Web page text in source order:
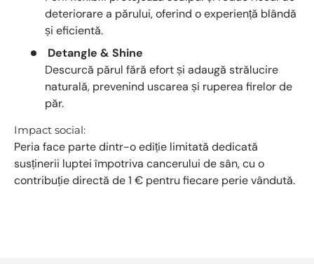
deteriorare a părului, oferind o experiență blândă
și eficientă.
Detangle & Shine
Descurcă părul fără efort și adaugă strălucire
naturală, prevenind uscarea și ruperea firelor de
păr.
Impact social:
Peria face parte dintr-o ediție limitată dedicată
susținerii luptei împotriva cancerului de sân, cu o
contribuție directă de 1 € pentru fiecare perie vândută.